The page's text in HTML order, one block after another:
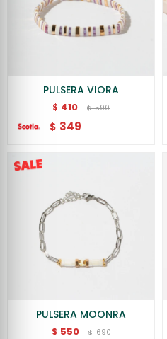
PULSERA VIORA
$ 410 $ 590
$ 349
PULSERA MOONRA
$ 550 $ 690